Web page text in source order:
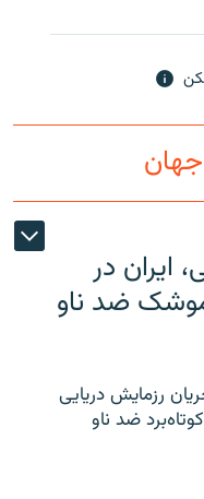
ایران در
ضد ناو
رزمایش دریایی
ضد ناو